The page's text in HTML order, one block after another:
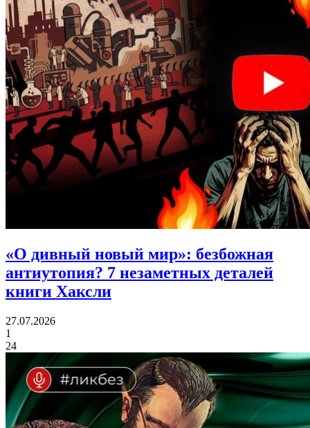
«О дивный новый мир»: безбожная
антиутопия? 7 незаметных деталей
книги Хаксли
27.07.2026
1
24